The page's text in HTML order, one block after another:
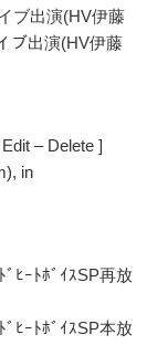
ブ出演(HV伊藤
ブ出演(HV伊藤
– Delete ]
in
ﾞﾋｰﾄﾎﾞｲｽSP再放
ﾞﾋｰﾄﾎﾞｲｽSP本放